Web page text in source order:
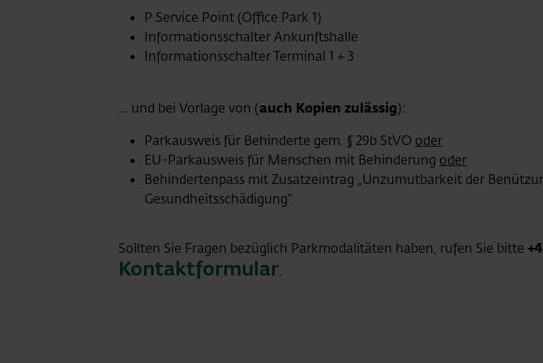
P Service Point (Office Park 1)
Informationsschalter Ankunftshalle
Informationsschalter Terminal 1 + 3
... und bei Vorlage von (auch Kopien zulässig):
Parkausweis für Behinderte gem. § 29b StVO oder
EU-Parkausweis für Menschen mit Behinderung oder
Behindertenpass mit Zusatzeintrag „Unzumutbarkeit der
Gesundheitsschädigung“
Sollten Sie Fragen bezüglich Parkmodalitäten haben, rufen Sie bitte
Kontaktformular.